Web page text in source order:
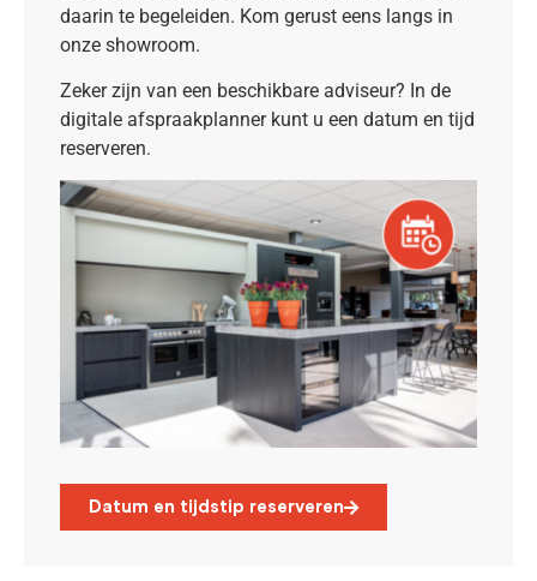
daarin te begeleiden. Kom gerust eens langs in
onze showroom.
Zeker zijn van een beschikbare adviseur? In de
digitale afspraakplanner kunt u een datum en tijd
reserveren.
Datum en tijdstip reserveren